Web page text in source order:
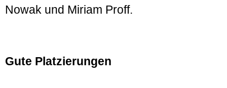
Nowak und Miriam Proff.
Gute Platzierungen